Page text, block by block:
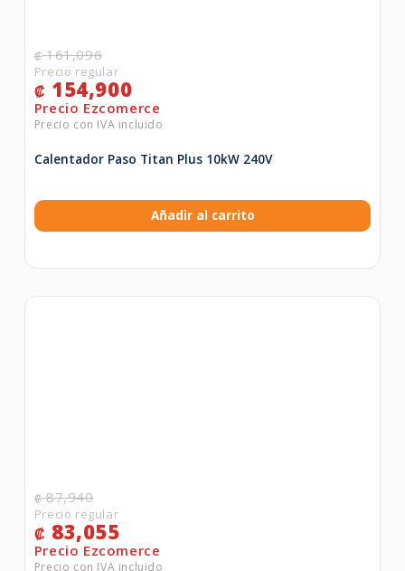
₡161,096
₡ 154,900
Calentador Paso Titan Plus 10kW 240V
Añadir al carrito
₡87,940
₡ 83,055